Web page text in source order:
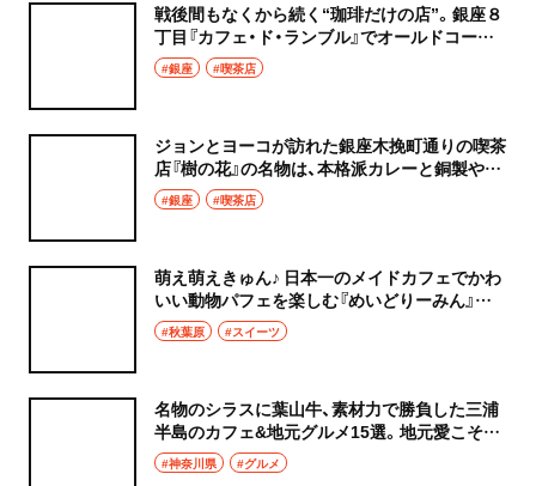
戦後間もなくから続く“珈琲だけの店”。銀座８
丁目『カフェ・ド・ランブル』でオールドコーヒ
ーを
#銀座 #喫茶店
ジョンとヨーコが訪れた銀座木挽町通りの喫茶
店『樹の花』の名物は、本格派カレーと銅製やか
んで淹れるコーヒー
#銀座 #喫茶店
萌え萌えきゅん♪ 日本一のメイドカフェでかわ
いい動物パフェを楽しむ『めいどりーみん』～
黒猫スイーツ散歩 秋葉原編⑦～
#秋葉原 #スイーツ
名物のシラスに葉山牛、素材力で勝負した三浦
半島のカフェ&地元グルメ15選。地元愛こそが
最大の隠し味です！
#神奈川県 #グルメ